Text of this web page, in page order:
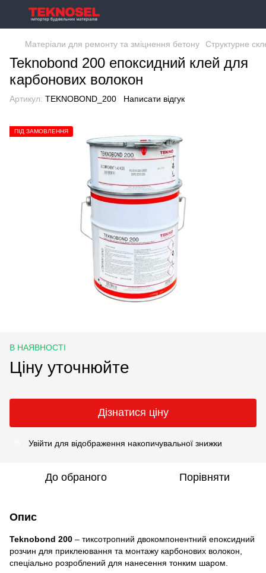
Матеріали для ремонту та зміцнення бетону Структурне
Teknobond 200 епоксидний клей для
карбонових волокон
Артикул: TEKNOBOND_200 Написати відгук
ПІД ЗАМОВЛЕННЯ
В НАЯВНОСТІ
Ціну уточнюйте
Дізнатися ціну
Увійти для відображення накопичувальної знижки
До обраного Порівняти
Опис
Teknobond 200 – тиксотропний двокомпонентний епоксидний
розчин для приклеювання та монтажу карбонових волокон,
спеціально розроблений для нанесення тонким шаром.